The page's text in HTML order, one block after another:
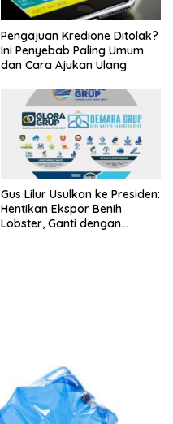
Pengajuan Kredione Ditolak?
Ini Penyebab Paling Umum
dan Cara Ajukan Ulang
Gus Lilur Usulkan ke Presiden:
Hentikan Ekspor Benih
Lobster, Ganti dengan